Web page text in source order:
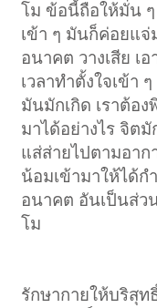
โม ข้อนี้ถือให้มั่น ๆ
เข้า ๆ มันก็ค่อยแจ่
อนาคต วางเสีย เ
เวลาทำตั้งใจเข้า
มันมักเกิด เราต้อ
มาได้อย่างไร จิต
แส่ส่ายไปตามอาก
น้อมเข้ามาให้ได้ก
อนาคต อันเป็นส่ว
โม
รักษากายให้บริสุท